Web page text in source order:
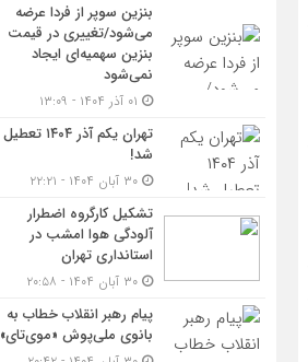
بنزین سوپر از فردا عرضه
می‌شود/تغییری در قیمت
بنزین سهمیه‌ای ایجاد
نمی‌شود
تهران یکم آذر ۱۴۰۴ تعطیل
شد!
تشکیل کارگروه اضطرار
آلودگی هوا امشب در
استانداری تهران
پیام رهبر انقلاب خطاب به
بانوی ملی‌پوش «موی‌تای»